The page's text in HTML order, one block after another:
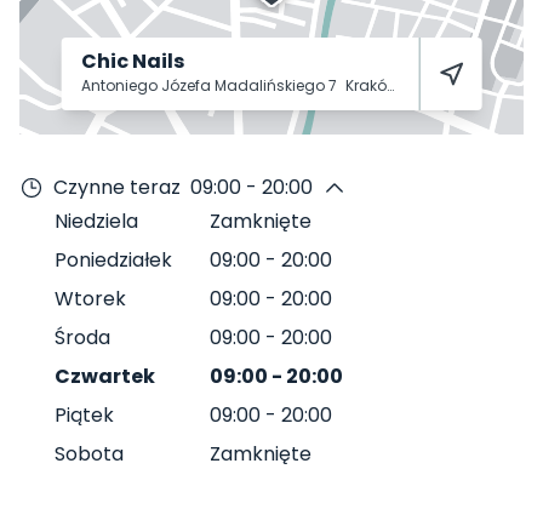
Chic Nails
Antoniego Józefa Madalińskiego 7 Kraków 30-303
Czynne teraz 09:00 - 20:00
Niedziela
Zamknięte
Poniedziałek
09:00 - 20:00
Wtorek
09:00 - 20:00
Środa
09:00 - 20:00
Czwartek
09:00 - 20:00
Piątek
09:00 - 20:00
Sobota
Zamknięte